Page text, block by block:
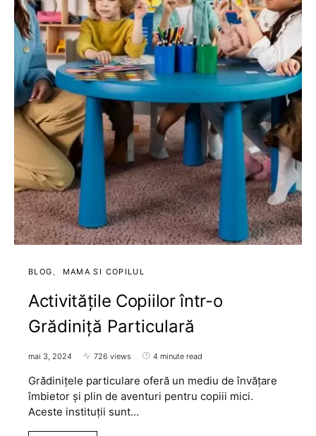
BLOG MAMA SI COPILUL
Activitățile Copiilor într-o
Grădiniță Particulară
mai 3, 2024 726 views 4 minute read
Grădinițele particulare oferă un mediu de învățare
îmbietor și plin de aventuri pentru copiii mici.
Aceste instituții sunt…